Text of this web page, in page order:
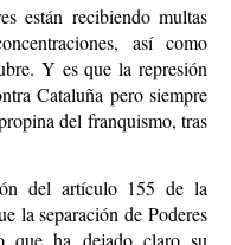
están recibiendo multas
así como
Y es que la represión
Cataluña pero siempre
del franquismo, tras
del artículo 155 de la
la separación de Poderes